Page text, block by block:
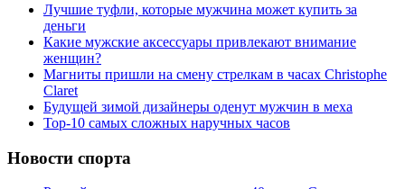
Лучшие туфли, которые мужчина может купить за
деньги
Какие мужские аксессуары привлекают внимание
женщин?
Магниты пришли на смену стрелкам в часах Christophe
Claret
Будущей зимой дизайнеры оденут мужчин в меха
Top-10 самых сложных наручных часов
Новости спорта